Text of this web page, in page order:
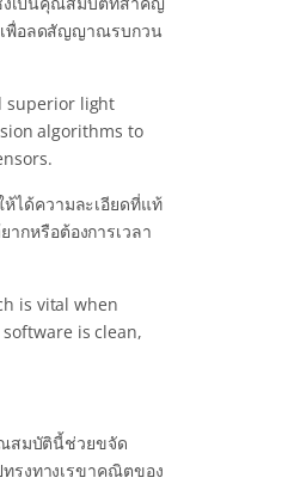
เพื่อลดสัญญาณรบกวน
superior light
algorithms to
ได้ความละเอียดที่แท้
กหรือต้องการเวลา
is vital when
is clean,
สมบัตินี้ช่วยขจัด
รงทางเรขาคณิตของ